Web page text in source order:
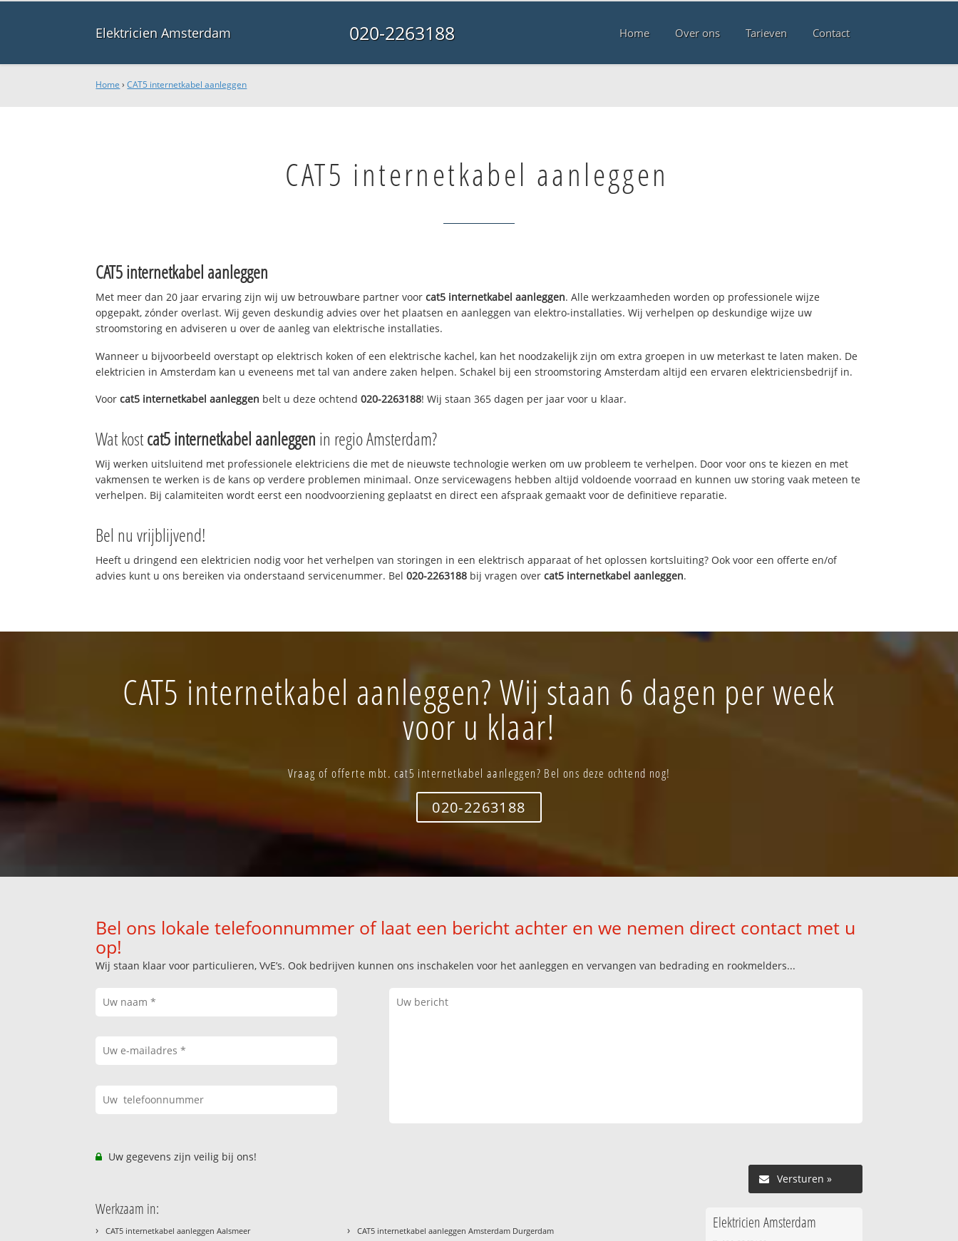
Elektricien Amsterdam 020-2263188 Home Over ons Tarieven Contact
Home ›CAT5 internetkabel aanleggen
CAT5 internetkabel aanleggen
CAT5 internetkabel aanleggen
Met meer dan 20 jaar ervaring zijn wij uw betrouwbare partner voorcat5 internetkabel aanleggen. Alle werkzaamheden worden op professionele wijze
opgepakt, zónder overlast. Wij geven deskundig advies over het plaatsen en aanleggen van elektro-installaties. Wij verhelpen op deskundige wijze uw
stroomstoring en adviseren u over de aanleg van elektrische installaties.
Wanneer u bijvoorbeeld overstapt op elektrisch koken of een elektrische kachel, kan het noodzakelijk zijn om extra groepen in uw meterkast te laten maken. De
elektricien in Amsterdam kan u eveneens met tal van andere zaken helpen. Schakel bij een stroomstoring Amsterdam altijd een ervaren elektriciensbedrijf in.
Voorcat5 internetkabel aanleggen belt u deze ochtend020-2263188! Wij staan 365 dagen per jaar voor u klaar.
Wat kostcat5 internetkabel aanleggen in regio Amsterdam?
Wij werken uitsluitend met professionele elektriciens die met de nieuwste technologie werken om uw probleem te verhelpen. Door voor ons te kiezen en met
vakmensen te werken is de kans op verdere problemen minimaal. Onze servicewagens hebben altijd voldoende voorraad en kunnen uw storing vaak meteen te
verhelpen. Bij calamiteiten wordt eerst een noodvoorziening geplaatst en direct een afspraak gemaakt voor de definitieve reparatie.
Bel nu vrijblijvend!
Heeft u dringend een elektricien nodig voor het verhelpen van storingen in een elektrisch apparaat of het oplossen kortsluiting? Ook voor een offerte en/of
advies kunt u ons bereiken via onderstaand servicenummer. Bel020-2263188 bij vragen overcat5 internetkabel aanleggen.
CAT5 internetkabel aanleggen? Wij staan 6 dagen per week
voor u klaar!
Vraag of offerte mbt. cat5 internetkabel aanleggen? Bel ons deze ochtend nog!
020-2263188
Bel ons lokale telefoonnummer of laat een bericht achter en we nemen direct contact met u
op!
Wij staan klaar voor particulieren, VvE’s. Ook bedrijven kunnen ons inschakelen voor het aanleggen en vervangen van bedrading en rookmelders...
Uw gegevens zijn veilig bij ons!
Versturen »
Werkzaam in:
› CAT5 internetkabel aanleggen Aalsmeer › CAT5 internetkabel aanleggen Amsterdam Durgerdam Elektricien Amsterdam